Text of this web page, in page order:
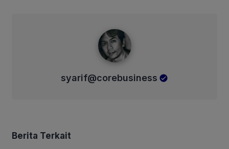
syarif@corebusiness
Berita Terkait